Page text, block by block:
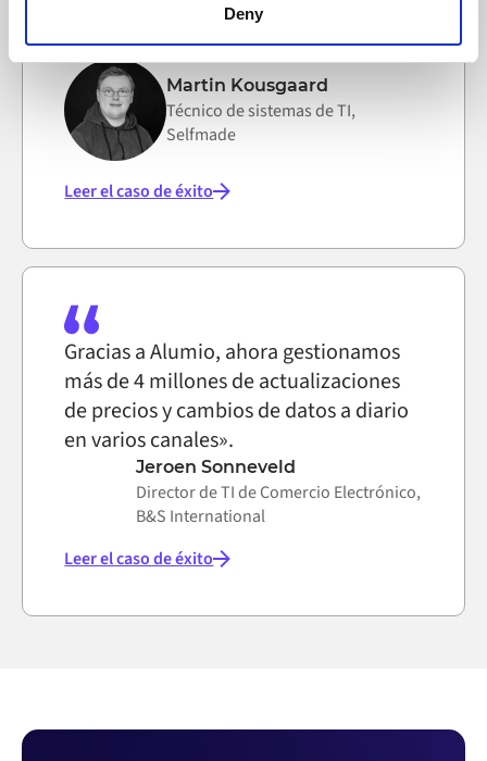
functioning of the website, however. We also use third-
party ad networks for advertising certain Alumio services
on the internet
Deny
reconstruir las integraciones desde
cero».
Martin Kousgaard
Técnico de sistemas de TI,
Selfmade
Leer el caso de éxito
Gracias a Alumio, ahora gestionamos
más de 4 millones de actualizaciones
de precios y cambios de datos a diario
en varios canales».
Jeroen Sonneveld
Director de TI de Comercio Electrónico,
B&S International
Leer el caso de éxito